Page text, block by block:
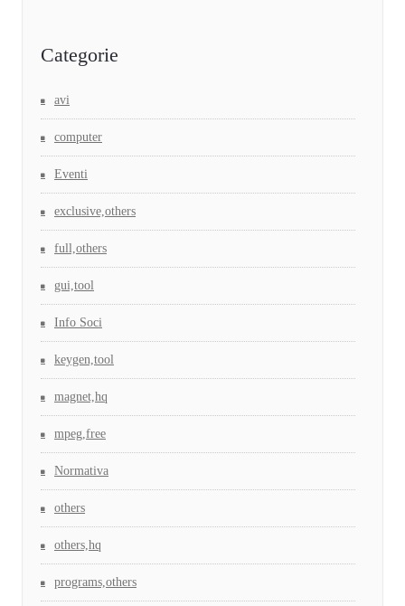
Categorie
avi
computer
Eventi
exclusive,others
full,others
gui,tool
Info Soci
keygen,tool
magnet,hq
mpeg,free
Normativa
others
others,hq
programs,others